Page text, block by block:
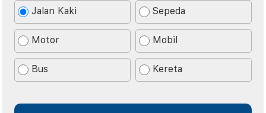
Jalan Kaki
Sepeda
Motor Mobil
Bus Kereta